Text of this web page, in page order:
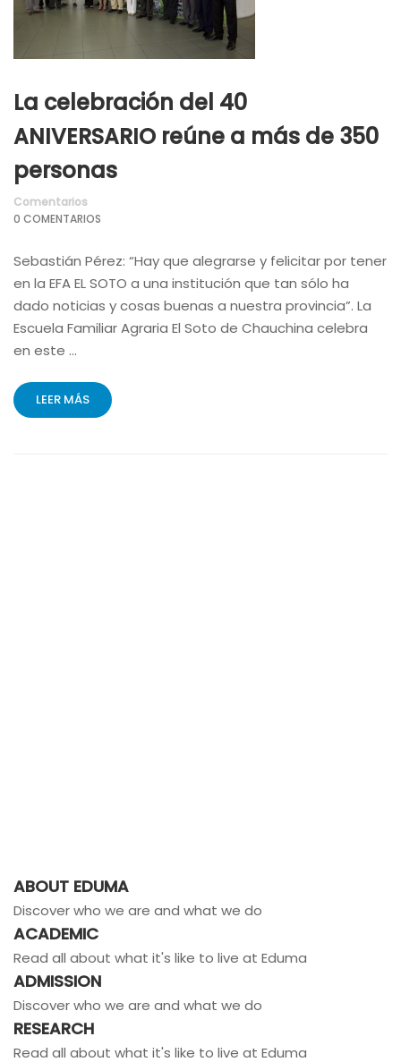
La celebración del 40
ANIVERSARIO reúne a más de 350
personas
Comentarios
0 COMENTARIOS
Sebastián Pérez: “Hay que alegrarse y felicitar por tener
en la EFA EL SOTO a una institución que tan sólo ha
dado noticias y cosas buenas a nuestra provincia”. La
Escuela Familiar Agraria El Soto de Chauchina celebra
en este …
LEER MÁS
ABOUT EDUMA
Discover who we are and what we do
ACADEMIC
Read all about what it's like to live at Eduma
ADMISSION
Discover who we are and what we do
RESEARCH
Read all about what it's like to live at Eduma